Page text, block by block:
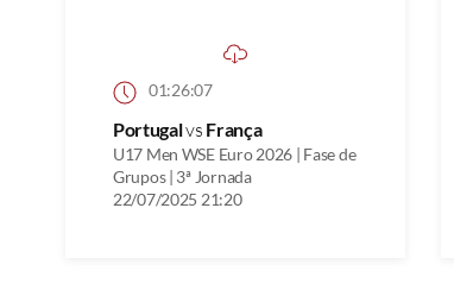
01:26:07
Portugalvs França
U17 Men WSE Euro 2026 | Fase de
Grupos | 3ª Jornada
22/07/2025 21:20